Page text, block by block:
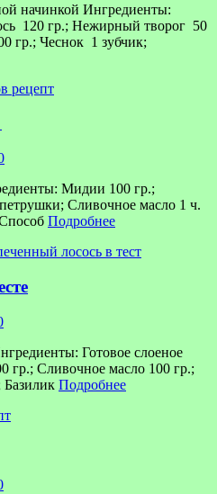
начинкой Ингредиенты:
120 гр.; Нежирный творог 50
гр.; Чеснок 1 зубчик;
Мидии 100 гр.;
Сливочное масло 1 ч.
Подробнее
Готовое слоеное
гр.; Сливочное масло 100 гр.;
Подробнее